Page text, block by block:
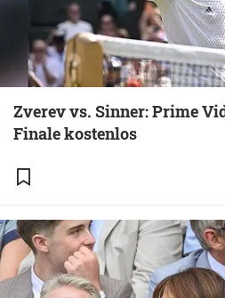
Zverev vs. Sinner: Prime
Finale kostenlos